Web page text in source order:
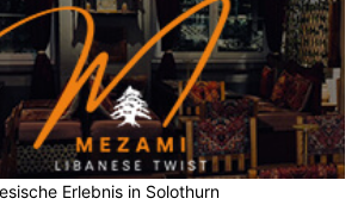
Erlebnis in Solothurn